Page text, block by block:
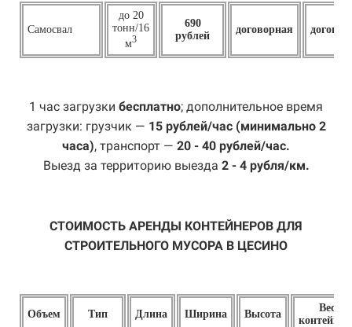
Самосвал
до 20
тонн/16
м3
690
рублей
договорная
1 час загрузки бесплатно; дополнительное время
загрузки: грузчик — 15 рублей/час (минимально 2
часа), транспорт — 20 - 40 рублей/час.
Выезд за территорию выезда 2 - 4 рубля/км.
СТОИМОСТЬ АРЕНДЫ КОНТЕЙНЕРОВ ДЛЯ
СТРОИТЕЛЬНОГО МУСОРА В ЦЕСИНО
Объем Тип Длина Ширина Высота
Вес